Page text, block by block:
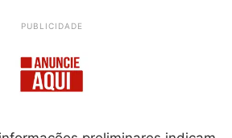
PUBLICIDADE